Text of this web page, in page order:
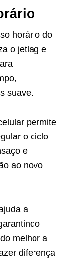
horário do
o jetlag e
suave.
permite
o ciclo
e
ao novo
a
melhor a
diferença